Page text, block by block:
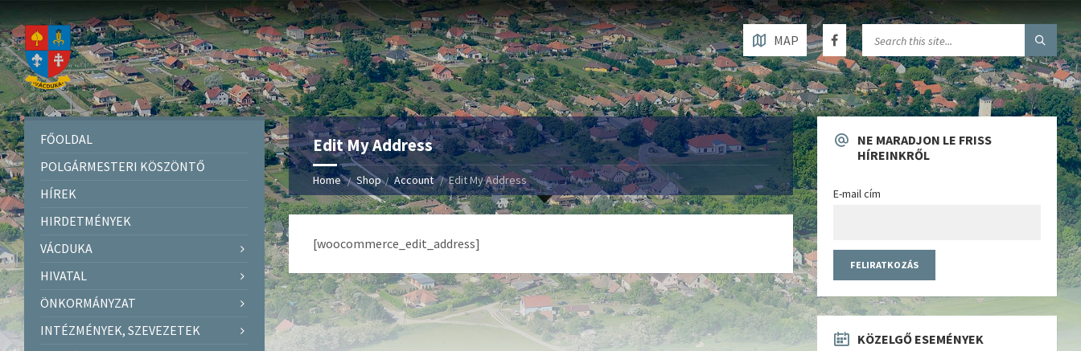
MAP
Edit My Address
Home Shop Account Edit My Address
[woocommerce_edit_address]
FŐOLDAL
POLGÁRMESTERI KÖSZÖNTŐ
HÍREK
HIRDETMÉNYEK
VÁCDUKA
HIVATAL
ÖNKORMÁNYZAT
INTÉZMÉNYEK, SZEVEZETEK
NE MARADJON LE FRISS
HÍREINKRŐL
E-mail cím
KÖZELGŐ ESEMÉNYEK